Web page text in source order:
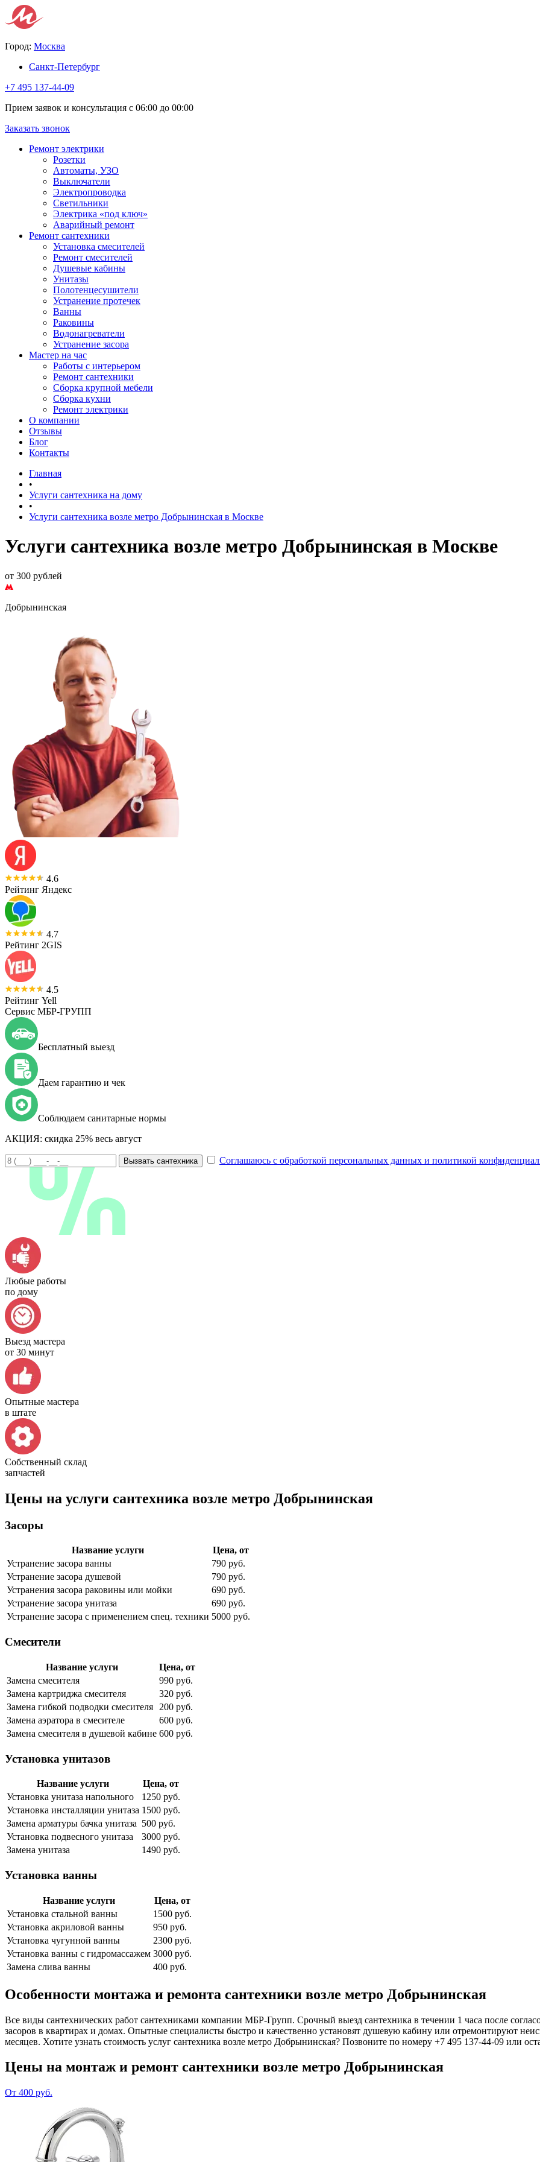
Город: Москва
Санкт-Петербург
+7 495 137-44-09
Прием заявок и консультация с 06:00 до 00:00
Заказать звонок
Ремонт электрики
Розетки
Автоматы, УЗО
Выключатели
Электропроводка
Светильники
Электрика «под ключ»
Аварийный ремонт
Ремонт сантехники
Установка смесителей
Ремонт смесителей
Душевые кабины
Унитазы
Полотенцесушители
Устранение протечек
Ванны
Раковины
Водонагреватели
Устранение засора
Мастер на час
Работы с интерьером
Ремонт сантехники
Сборка крупной мебели
Сборка кухни
Ремонт электрики
О компании
Отзывы
Блог
Контакты
Главная
•
Услуги сантехника на дому
•
Услуги сантехника возле метро Добрынинская в Москве
Услуги сантехника возле метро Добрынинская в Москве
от 300 рублей
Добрынинская
4.6
Рейтинг Яндекс
4.7
Рейтинг 2GIS
4.5
Рейтинг Yell
Сервис МБР-ГРУПП
Бесплатный выезд
Даем гарантию и чек
Соблюдаем санитарные нормы
АКЦИЯ: скидка 25% весь август
Вызвать сантехника Соглашаюсь с обработкой персональных данных и политикой
Любые работы
по дому
Выезд мастера
от 30 минут
Опытные мастера
в штате
Собственный склад
запчастей
Цены на услуги сантехника возле метро Добрынинская
Засоры
Название услуги
Цена, от
Устранение засора ванны
790 руб.
Устранение засора душевой
790 руб.
Устранения засора раковины или мойки
690 руб.
Устранение засора унитаза
690 руб.
Устранение засора с применением спец. техники 5000 руб.
Смесители
Название услуги
Цена, от
Замена смесителя
990 руб.
Замена картриджа смесителя
320 руб.
Замена гибкой подводки смесителя
200 руб.
Замена аэратора в смесителе
600 руб.
Замена смесителя в душевой кабине 600 руб.
Установка унитазов
Название услуги
Цена, от
Установка унитаза напольного
1250 руб.
Установка инсталляции унитаза 1500 руб.
Замена арматуры бачка унитаза 500 руб.
Установка подвесного унитаза
3000 руб.
Замена унитаза
1490 руб.
Установка ванны
Название услуги
Цена, от
Установка стальной ванны
1500 руб.
Установка акриловой ванны
950 руб.
Установка чугунной ванны
2300 руб.
Установка ванны с гидромассажем 3000 руб.
Замена слива ванны
400 руб.
Особенности монтажа и ремонта сантехники возле метро Добрынинская
Все виды сантехнических работ сантехниками компании МБР-Групп. Срочный выезд сантехника в течении 1 часа после
засоров в квартирах и домах. Опытные специалисты быстро и качественно установят душевую кабину или отремонтируют
месяцев. Хотите узнать стоимость услуг сантехника возле метро Добрынинская? Позвоните по номеру +7 495 137-44-09 или
Цены на монтаж и ремонт сантехники возле метро Добрынинская
От 400 руб.